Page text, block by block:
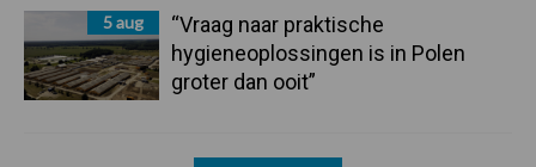
5 aug
“Vraag naar praktische
hygieneoplossingen is in Polen
groter dan ooit”